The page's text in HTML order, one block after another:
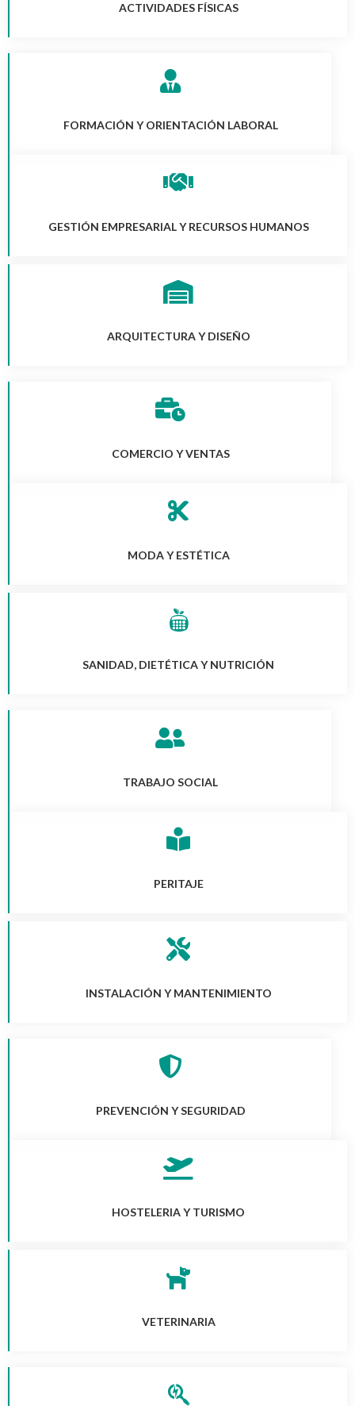
ACTIVIDADES FÍSICAS
FORMACIÓN Y ORIENTACIÓN LABORAL
GESTIÓN EMPRESARIAL Y RECURSOS HUMANOS
ARQUITECTURA Y DISEÑO
COMERCIO Y VENTAS
MODA Y ESTÉTICA
SANIDAD, DIETÉTICA Y NUTRICIÓN
TRABAJO SOCIAL
PERITAJE
INSTALACIÓN Y MANTENIMIENTO
PREVENCIÓN Y SEGURIDAD
HOSTELERIA Y TURISMO
VETERINARIA